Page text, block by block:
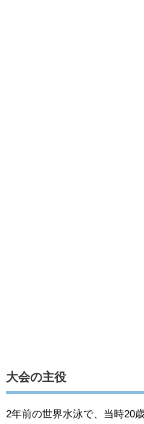
大会の主役
2年前の世界水泳で、当時20